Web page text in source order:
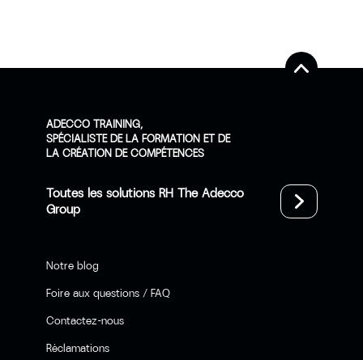
ADECCO TRAINING,
SPÉCIALISTE DE LA FORMATION ET DE
LA CRÉATION DE COMPÉTENCES
Toutes les solutions RH The Adecco
Group
Notre blog
Foire aux questions / FAQ
Contactez-nous
Réclamations